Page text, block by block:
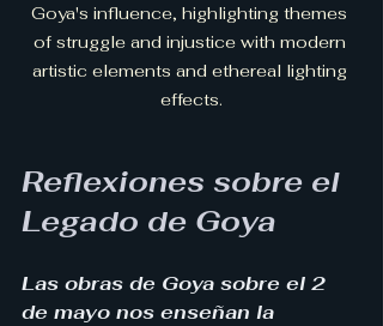
Goya's influence, highlighting themes
of struggle and injustice with modern
artistic elements and ethereal lighting
effects.
Reflexiones sobre el
Legado de Goya
Las obras de Goya sobre el 2
de mayo nos enseñan la